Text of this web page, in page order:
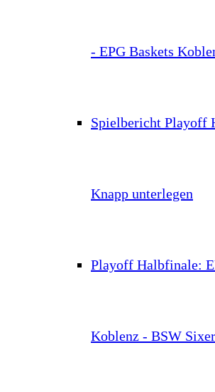
- EPG Baskets
Spielbericht Playoff
Knapp unterlegen
Playoff Halbfinale:
Koblenz - BSW